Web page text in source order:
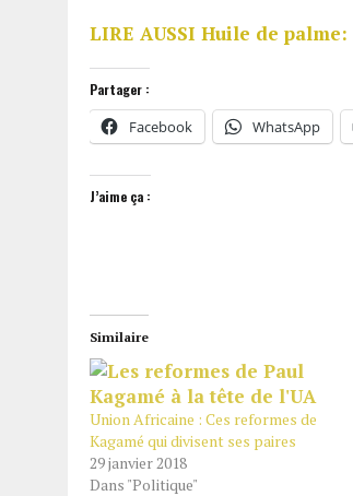
LIRE AUSSI Huile de
Partager :
Facebook WhatsApp
J’aime ça :
Similaire
Union Africaine : Ces reformes de
Kagamé qui divisent ses paires
29 janvier 2018
Dans "Politique"